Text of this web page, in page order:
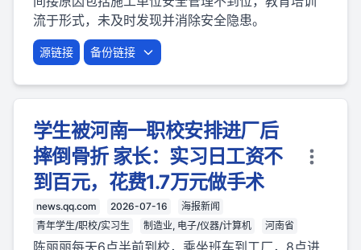
流于形式，未及时发现并消除安全隐患。
源链接 备份链接
学生被河南一职校安排进厂后
摔倒骨折 家长：实习日工资不
到百元，花费1.7万元做手术
news.qq.com 2026-07-16
海报新闻
青年学生/职校/实习生
制造业, 电子/仪器/计算机 河南省
陈丽丽每天6点半前到校，乘坐班车到工厂，8点进